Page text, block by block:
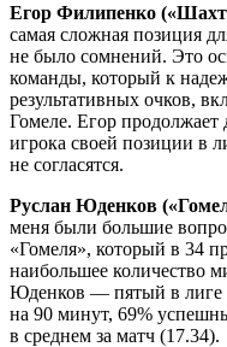
Егор Филипенко
самая сложная позиция
не было сомнений. Это
команды, который к
результативных очков,
Гомеле. Егор продолжает
игрока своей позиции в
не согласятся.
Руслан Юденков
меня были большие
«Гомеля», который в 34
наибольшее количество
Юденков — пятый в лиге
на 90 минут, 69%
в среднем за матч (17.34).